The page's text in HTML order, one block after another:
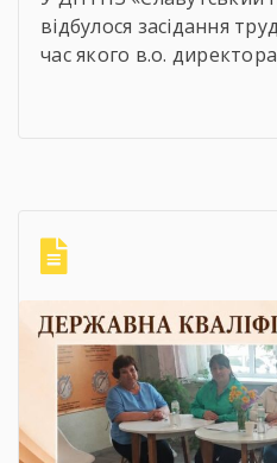
відбулося засідання
час якого в.о.
діяльність закладу за
розвитку
частиною зустрічі стало
працівників ліцею
[…]